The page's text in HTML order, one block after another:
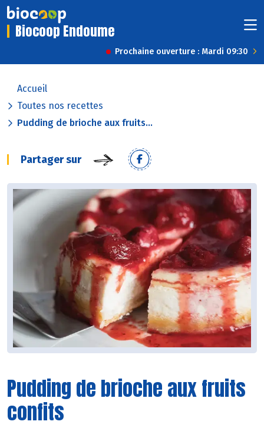
Biocoop Endoume
Prochaine ouverture : Mardi 09:30
Accueil
Toutes nos recettes
Pudding de brioche aux fruits...
Partager sur
Pudding de brioche aux fruits
confits